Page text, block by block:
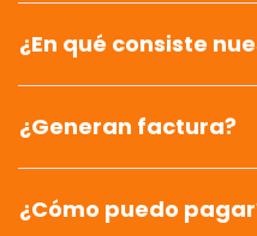
¿En qué consiste
¿Generan factura?
¿Cómo puedo